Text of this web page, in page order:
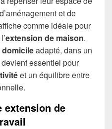
et de
comme idéale pour
extension de maison.
domicileadapté, dans un
essentiel pour
et un équilibre entre
extension de